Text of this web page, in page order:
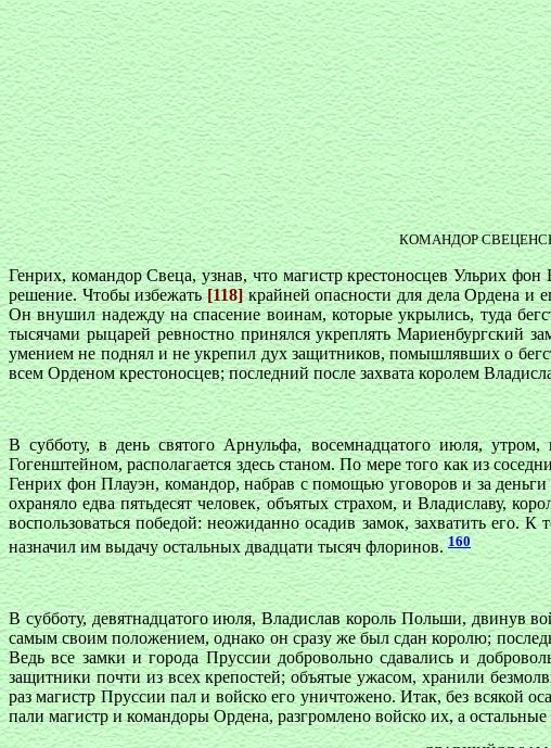
КОМАНДОР
Генрих, командор Свеца, узнав, что магистр крестоносцев Ульрих
решение. Чтобы избежать[118]крайней опасности для дела Ордена и
Он внушил надежду на спасение воинам, которые укрылись, туда
тысячами рыцарей ревностно принялся укреплять
умением не поднял и не укрепил дух защитников, помышлявших о
всем Орденом крестоносцев; последний после захвата королем
В субботу, в день святого Арнульфа, восемнадцатого июля,
Гогенштейном, располагается здесь станом. По мере того как из
Генрих фон Плауэн, командор, набрав с помощью уговоров и за
охраняло едва пятьдесят человек, объятых страхом, и Владиславу,
воспользоваться победой: неожиданно осадив замок, захватить его.
назначил им выдачу остальных двадцати тысяч флоринов.160
В субботу, девятнадцатого июля, Владислав король Польши, двинув
самым своим положением, однако он сразу же был сдан королю;
Ведь все замки и города Пруссии добровольно сдавались и
защитники почти из всех крепостей; объятые ужасом, хранили
раз магистр Пруссии пал и войско его уничтожено. Итак, без всякой
пали магистр и командоры Ордена, разгромлено войско их, а